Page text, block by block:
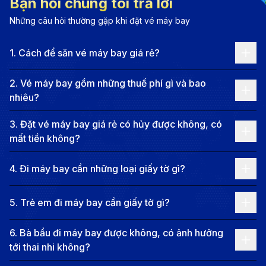
thực Sendai cũng rất đặc sắc với món bò nướng
gyutan trứ danh, cùng các món hải sản tươi ngon từ
vùng biển Sanriku. Không chỉ vậy, thành phố còn là
điểm đến lý tưởng để khám phá thiên nhiên với khu
suối nước nóng Akiu và cảnh sắc tuyệt đẹp của hẻm
núi Rairaikyo. Với sự kết hợp giữa thiên nhiên, lịch sử
những ai muốn trải nghiệm một Nhật Bản yên bình
nhưng không kém phần sôi động.
Thông tin hành trình bay từ Đà
Hiện tại, không có chuyến bay thẳng từ Đà Nẵng
(DAD) đến Sendai (SDJ), vì vậy hành khách cần quá
cảnh tại một hoặc nhiều thành phố lớn.
Những câu hỏi thường gặp khi đặt vé máy bay
1. Cách để săn vé máy bay giá rẻ?
2. Vé máy bay gồm những thuế phí gì và bao
nhiêu?
3. Đặt vé máy bay giá rẻ có hủy được không, có
mất tiền không?
4. Đi máy bay cần những loại giấy tờ gì?
5. Trẻ em đi máy bay cần giấy tờ gì?
6. Bà bầu đi máy bay được không, có ảnh hưởng
tới thai nhi không?